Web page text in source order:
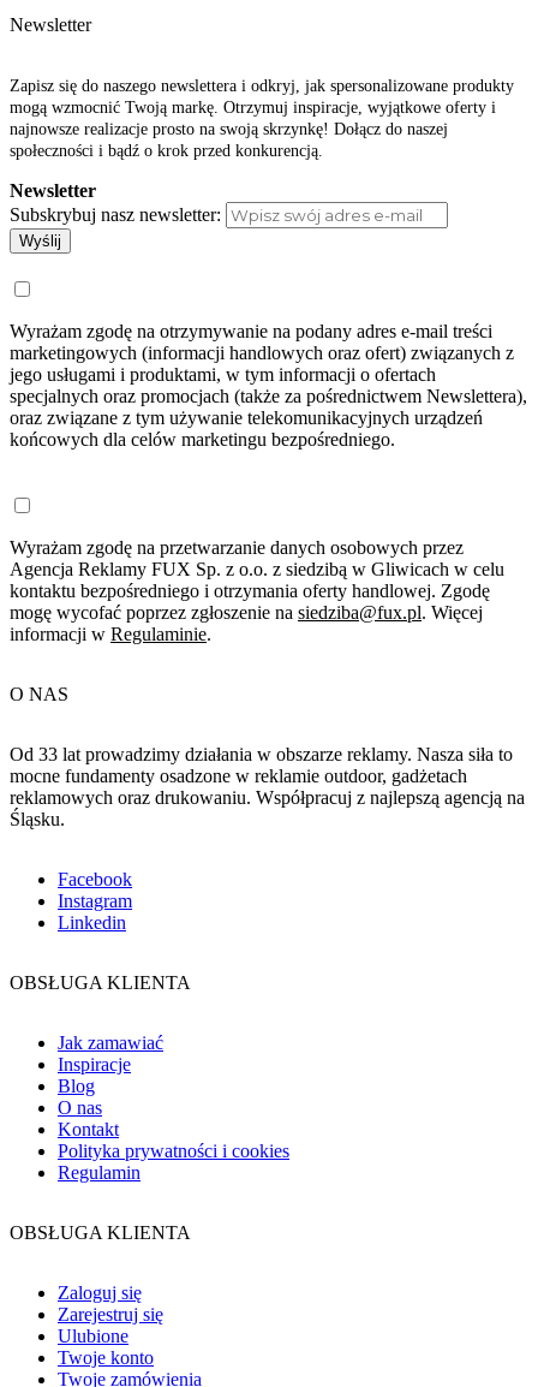
Newsletter
Zapisz się do naszego newslettera i odkryj, jak spersonalizowane produkty
mogą wzmocnić Twoją markę. Otrzymuj inspiracje, wyjątkowe oferty i
najnowsze realizacje prosto na swoją skrzynkę! Dołącz do naszej
społeczności i bądź o krok przed konkurencją.
Newsletter
Subskrybuj nasz newsletter:
Wyślij
Wyrażam zgodę na otrzymywanie na podany adres e-mail treści
marketingowych (informacji handlowych oraz ofert) związanych z
jego usługami i produktami, w tym informacji o ofertach
specjalnych oraz promocjach (także za pośrednictwem Newslettera),
oraz związane z tym używanie telekomunikacyjnych urządzeń
końcowych dla celów marketingu bezpośredniego.
Wyrażam zgodę na przetwarzanie danych osobowych przez
Agencja Reklamy FUX Sp. z o.o. z siedzibą w Gliwicach w celu
kontaktu bezpośredniego i otrzymania oferty handlowej. Zgodę
mogę wycofać poprzez zgłoszenie na siedziba@fux.pl. Więcej
informacji w Regulaminie.
O NAS
Od 33 lat prowadzimy działania w obszarze reklamy. Nasza siła to
mocne fundamenty osadzone w reklamie outdoor, gadżetach
reklamowych oraz drukowaniu. Współpracuj z najlepszą agencją na
Śląsku.
Facebook
Instagram
Linkedin
OBSŁUGA KLIENTA
Jak zamawiać
Inspiracje
Blog
O nas
Kontakt
Polityka prywatności i cookies
Regulamin
OBSŁUGA KLIENTA
Zaloguj się
Zarejestruj się
Ulubione
Twoje konto
Twoje zamówienia